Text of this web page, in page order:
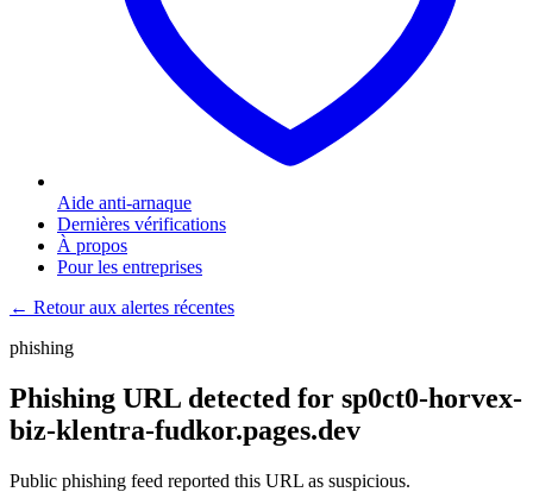
Aide anti-arnaque
Dernières vérifications
À propos
Pour les entreprises
← Retour aux alertes récentes
phishing
Phishing URL detected for sp0ct0-horvex-
biz-klentra-fudkor.pages.dev
Public phishing feed reported this URL as suspicious.